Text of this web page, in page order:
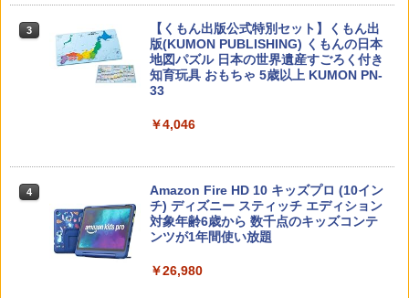
カウンセリングとは何か 変化するという
こと (講談社現代新書 2787)
￥1,540
￥1,870
ゼロからわかる！ みるみる図形に強く
3
【くもん出版公式特別セット】くもん出
版(KUMON PUBLISHING) くもんの日本
地図パズル 日本の世界遺産すごろく付き
知育玩具 おもちゃ 5歳以上 KUMON PN-
33
￥4,046
4
Amazon Fire HD 10 キッズプロ (10イン
チ) ディズニー スティッチ エディション
対象年齢6歳から 数千点のキッズコンテ
ンツが1年間使い放題
￥26,980